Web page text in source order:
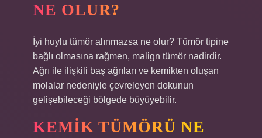
NE OLUR?
İyi huylu tümör alınmazsa ne olur? Tümör tipine
bağlı olmasına rağmen, malign tümör nadirdir.
Ağrı ile ilişkili baş ağrıları ve kemikten oluşan
molalar nedeniyle çevreleyen dokunun
gelişebileceği bölgede büyüyebilir.
KEMIK TÜMÖRÜ NE